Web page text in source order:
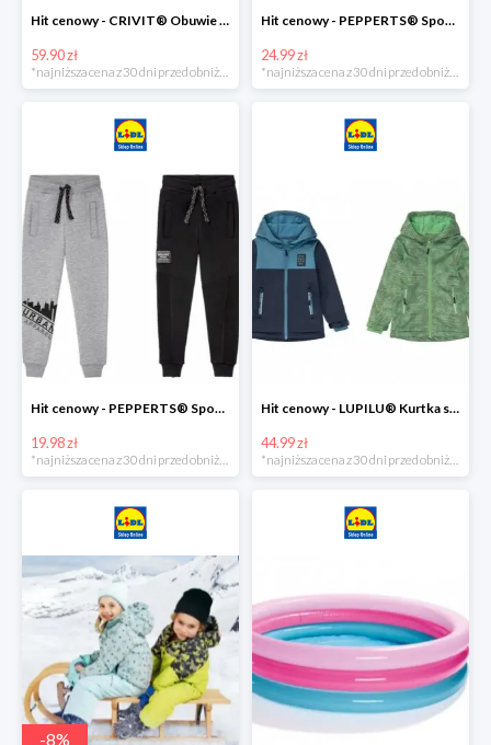
Hit cenowy - CRIVIT® Obuwie dziewczęce sportowe i na co dzień, 1 para
59.90 zł
Hit cenowy - PEPPERTS® Spodnie dresowe dziewczęce, 1 para
24.99 zł
Hit cenowy - PEPPERTS® Spodnie dresowe chłopięce, 1 para
19.98 zł
Hit cenowy - LUPILU® Kurtka softshell chłopięca, 1 sztuka
44.99 zł
-8%